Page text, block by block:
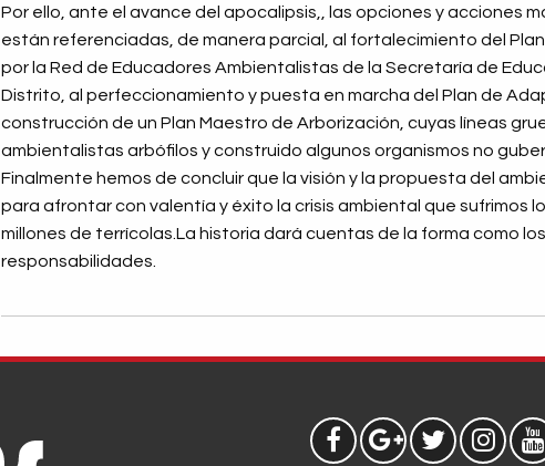
Por ello, ante el avance del apocalipsis,, las opciones y acciones
están referenciadas, de manera parcial, al fortalecimiento del
por la Red de Educadores Ambientalistas de la Secretaría de
Distrito, al perfeccionamiento y puesta en marcha del Plan de
construcción de un Plan Maestro de Arborización, cuyas líneas
ambientalistas arbófilos y construido algunos organismos no
Finalmente hemos de concluir que la visión y la propuesta del
para afrontar con valentía y éxito la crisis ambiental que sufrimos
millones de terrícolas.La historia dará cuentas de la forma como
responsabilidades.